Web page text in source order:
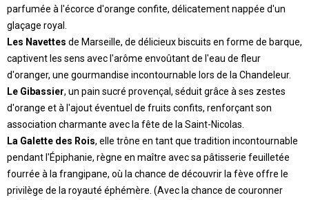
parfumée à l'écorce d'orange confite, délicatement nappée d'un
glaçage royal.
Les Navettes de Marseille, de délicieux biscuits en forme de barque,
captivent les sens avec l'arôme envoûtant de l'eau de fleur
d'oranger, une gourmandise incontournable lors de la Chandeleur.
Le Gibassier, un pain sucré provençal, séduit grâce à ses zestes
d'orange et à l'ajout éventuel de fruits confits, renforçant son
association charmante avec la fête de la Saint-Nicolas.
La Galette des Rois, elle trône en tant que tradition incontournable
pendant l'Épiphanie, règne en maître avec sa pâtisserie feuilletée
fourrée à la frangipane, où la chance de découvrir la fève offre le
privilège de la royauté éphémère. (Avec la chance de couronner